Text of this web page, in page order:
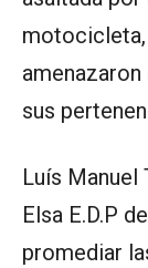
motocicleta,
sus
Luís Manuel
Elsa E.D.P
promediar